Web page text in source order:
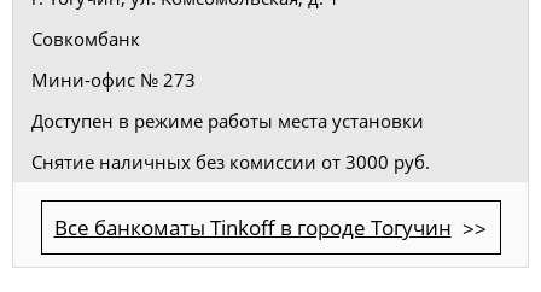
Совкомбанк
Мини-офис № 273
Доступен в режиме работы места установки
Снятие наличных без комиссии от 3000 руб.
Все банкоматы Tinkoff в городе Тогучин